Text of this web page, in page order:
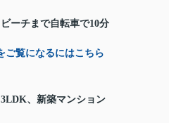
ーチまで自転車で10分
ご覧になるにはこちら
、新築マンション